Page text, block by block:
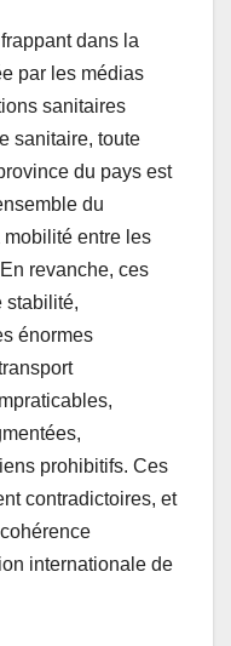
dans la
par les médias
sanitaires
sanitaire, toute
du pays est
du
entre les
revanche, ces
stabilité,
énormes
prohibitifs. Ces
contradictoires, et
internationale de